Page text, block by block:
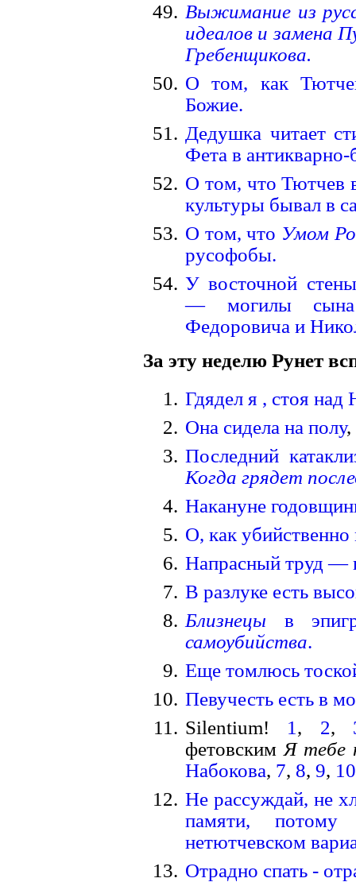
Выжимание из
идеалов и замена
Гребенщикова.
О том, как
Божие.
Дедушка читает
Фета в
О том, что Тютчев
культуры бывал в
О том, что Умом
русофобы.
У восточной
— могилы
Федоровича и
За эту неделю Рунет
Гдядел я , стоя над
Она сидела на полу,
Последний
Когда грядет
Накануне
О, как
Напрасный труд —
В разлуке есть
Близнецы в
самоубийства.
Еще томлюсь
Певучесть есть в
Silentium! 1 , 2,
фетовским Я тебе
Набокова, 7, 8, 9, 10
Не рассуждай, не
памяти,
нетютчевском
Отрадно спать -